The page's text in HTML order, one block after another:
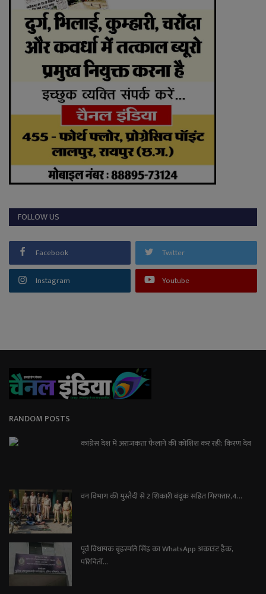
FOLLOW US
Facebook Twitter
Instagram Youtube
RANDOM POSTS
कांग्रेस देश में अराजकता फैलाने की कोशिश कर रही: किरण देव
वन विभाग की मुस्तैदी से 2 शिकारी बंदूक सहित गिरफ्तार,4...
पूर्व विधायक बृहस्पति सिंह का WhatsApp अकाउंट हैक,
परिचितों...